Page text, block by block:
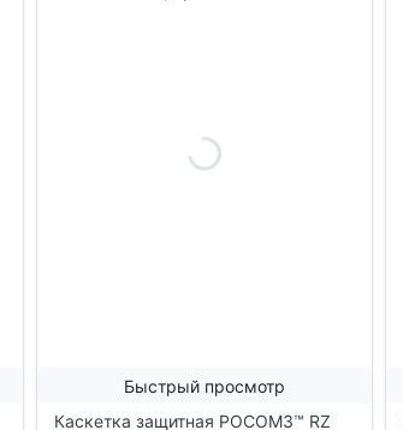
Быстрый просмотр
Каскетка защитная РОСОМЗ™ RZ